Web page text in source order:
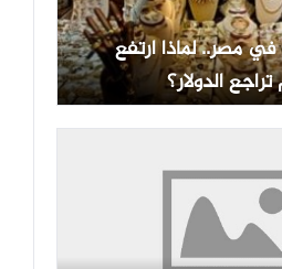
مصر.. لماذا ارتفع
الدولار؟